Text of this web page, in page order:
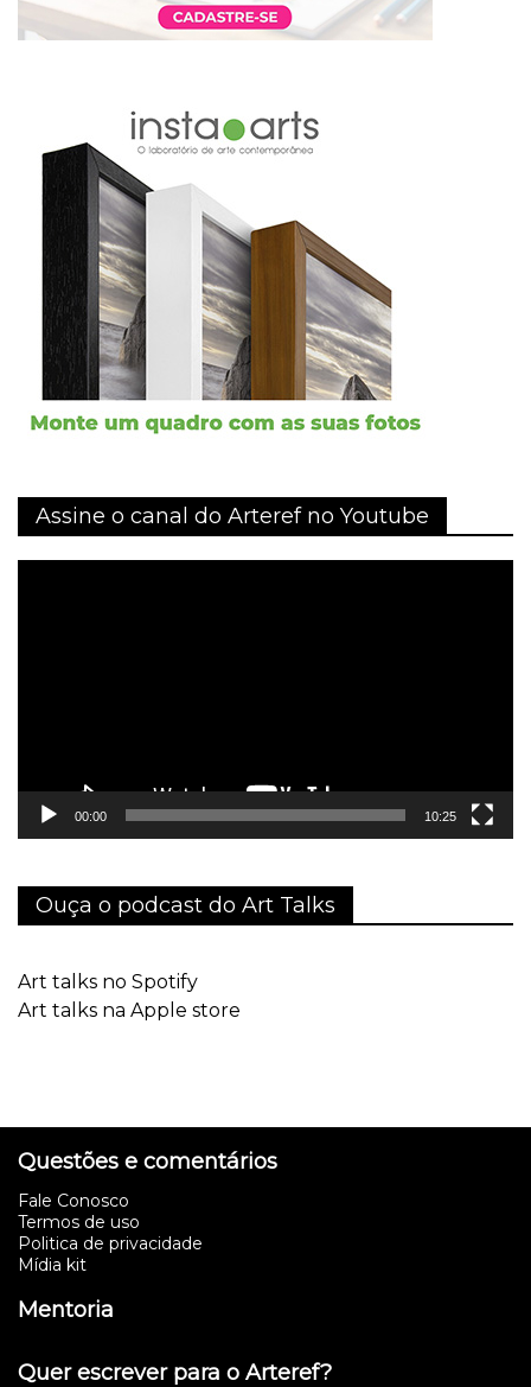
Assine o canal do Arteref no Youtube
00:00 10:25
Ouça o podcast do Art Talks
Art talks no Spotify
Art talks na Apple store
Questões e comentários
Fale Conosco
Termos de uso
Politica de privacidade
Mídia kit
Mentoria
Quer escrever para o Arteref?